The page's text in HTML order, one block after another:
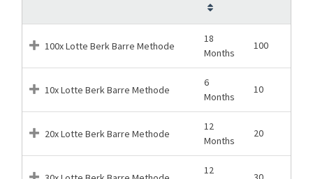
100x Lotte Berk Barre Methode
18
Months
100
10x Lotte Berk Barre Methode
6
Months
10
20x Lotte Berk Barre Methode
12
Months
20
12